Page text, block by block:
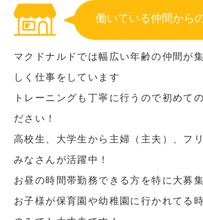
働いている仲間から
マクドナルドでは幅広い年齢の仲間が
しく仕事をしています
トレーニングも丁寧に行うので初めて
ださい！
高校生、大学生から主婦（主夫）、フ
みなさんが活躍中！
お昼の時間帯勤務できる方を特に大募集
お子様が保育園や幼稚園に行かれてる